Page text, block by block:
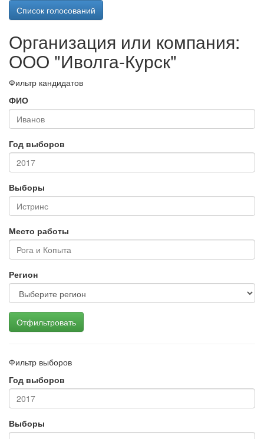
Список голосований
Организация или компания:
ООО "Иволга-Курск"
Фильтр кандидатов
ФИО
Год выборов
Выборы
Место работы
Регион
Отфильтровать
Фильтр выборов
Год выборов
Выборы